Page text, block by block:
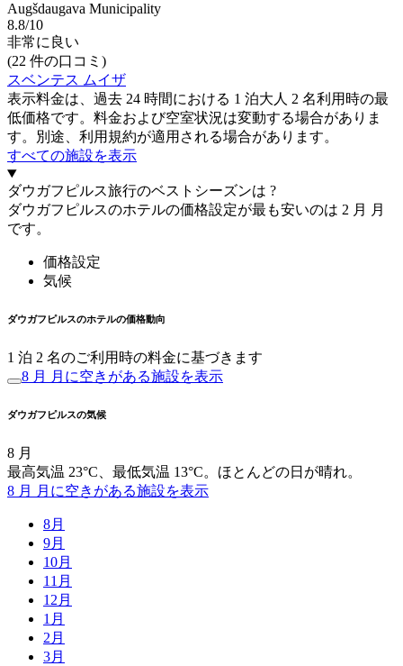
Augšdaugava Municipality
8.8/10
非常に良い
(22 件の口コミ)
スベンテス ムイザ
表示料金は、過去 24 時間における 1 泊大人 2 名利用時の最
低価格です。料金および空室状況は変動する場合がありま
す。別途、利用規約が適用される場合があります。
すべての施設を表示
ダウガフピルス旅行のベストシーズンは ?
ダウガフピルスのホテルの価格設定が最も安いのは 2 月 月
です。
価格設定
気候
ダウガフピルスのホテルの価格動向
1 泊 2 名のご利用時の料金に基づきます
8 月 月に空きがある施設を表示
ダウガフピルスの気候
8 月
最高気温 23°C、最低気温 13°C。ほとんどの日が晴れ。
8 月 月に空きがある施設を表示
8月
9月
10月
11月
12月
1月
2月
3月